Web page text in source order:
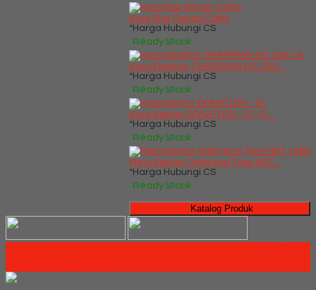
Kursi Bar Donati Cafto
*Harga Hubungi CS
Ready Stock
Kursi Direktur CHAIRMAN MC 230....
*Harga Hubungi CS
Ready Stock
Kursi Kantor DONATI DO - 21 (O....
*Harga Hubungi CS
Ready Stock
Meja Kantor Orbitrend Type NST....
*Harga Hubungi CS
Ready Stock
Katalog Produk